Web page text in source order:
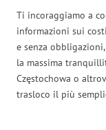
Ti incoraggiamo a
informazioni sui
e senza
la massima
Częstochowa o
trasloco il più